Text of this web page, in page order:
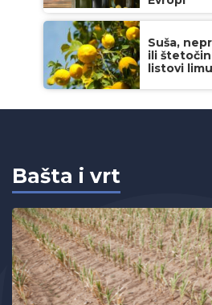
Suša,
ili
listovi
Bašta i vrt